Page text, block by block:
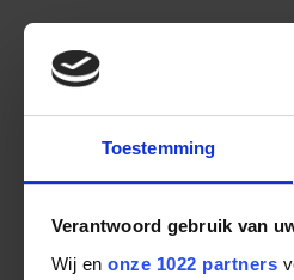
Toestemming
Verantwoord gebruik van
Wij en onze 1022 partners